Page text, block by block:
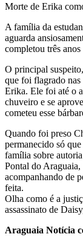
Morte de Erika
A família da
aguarda
completou três
O principal
que foi flagrado nas
Erika. Ele foi até o
chuveiro e se
cometeu esse
Quando foi preso
permanecido só
família sobre
Pontal do
acompanhando de
feita.
Olha como é a
assassinato de
Araguaia Notícia